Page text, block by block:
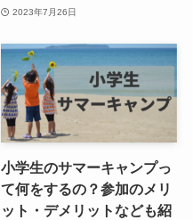
2023年7月26日
小学生のサマーキャンプっ
て何をするの？参加のメリ
ット・デメリットなども紹